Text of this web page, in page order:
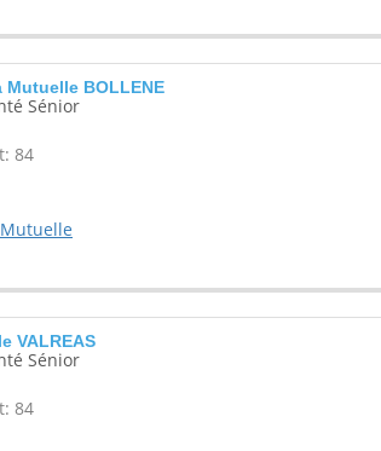
Mutuelle BOLLENE
Sénior
84
VALREAS
Sénior
84